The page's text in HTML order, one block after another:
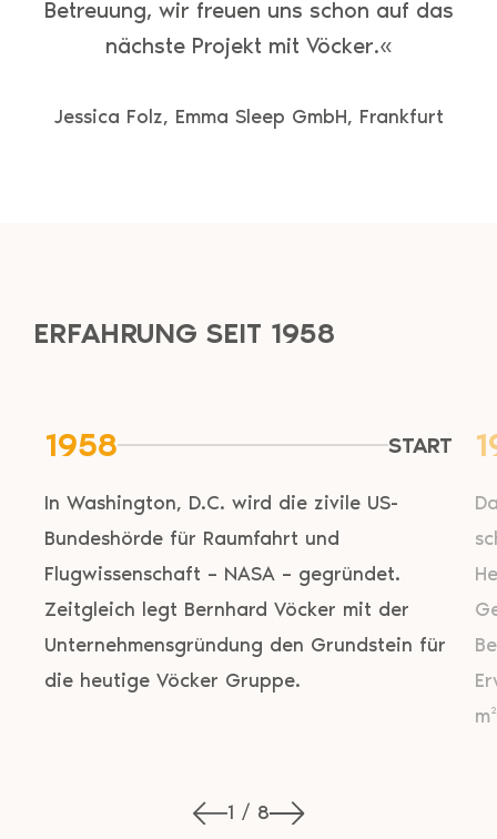
Betreuung, wir freuen uns schon auf das
nächste Projekt mit Vöcker.«
Jessica Folz, Emma Sleep GmbH, Frankfurt
ERFAHRUNG SEIT 1958
1958 START
In Washington, D.C. wird die zivile US-
Bundeshörde für Raumfahrt und
Flugwissenschaft – NASA – gegründet.
Zeitgleich legt Bernhard Vöcker mit der
Unternehmensgründung den Grundstein für
die heutige Vöcker Gruppe.
1 / 8